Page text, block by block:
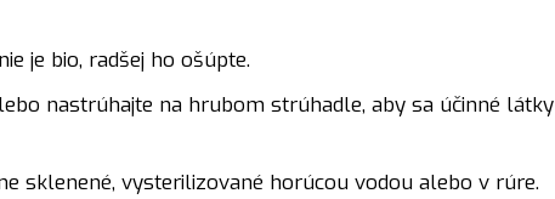
je bio, radšej ho ošúpte.
nastrúhajte na hrubom strúhadle, aby sa účinné látky
sklenené, vysterilizované horúcou vodou alebo v rúre.